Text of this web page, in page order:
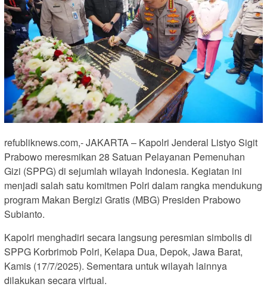
refubliknews.com,- JAKARTA – Kapolri Jenderal Listyo Sigit
Prabowo meresmikan 28 Satuan Pelayanan Pemenuhan
Gizi (SPPG) di sejumlah wilayah Indonesia. Kegiatan ini
menjadi salah satu komitmen Polri dalam rangka mendukung
program Makan Bergizi Gratis (MBG) Presiden Prabowo
Subianto.
Kapolri menghadiri secara langsung peresmian simbolis di
SPPG Korbrimob Polri, Kelapa Dua, Depok, Jawa Barat,
Kamis (17/7/2025). Sementara untuk wilayah lainnya
dilakukan secara virtual.